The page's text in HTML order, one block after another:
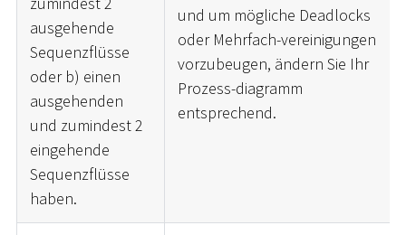
ausgehende
Sequenzflüsse
oder b) einen
ausgehenden
und zumindest 2
eingehende
Sequenzflüsse
haben.
und um mögliche Deadlocks
oder Mehrfach-vereinigungen
vorzubeugen, ändern Sie Ihr
Prozess-diagramm
entsprechend.